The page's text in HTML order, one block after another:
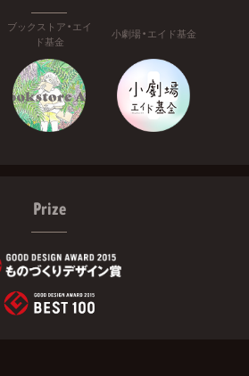
ブックストア・エイ
ド基金
小劇場・エイド基金
Prize